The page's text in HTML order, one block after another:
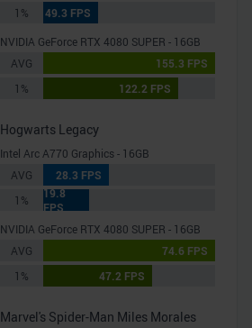
1%
49.3 FPS
NVIDIA GeForce RTX 4080 SUPER - 16GB
AVG
155.3 FPS
1%
122.2 FPS
Hogwarts Legacy
Intel Arc A770 Graphics - 16GB
AVG
28.3 FPS
1%
19.8
FPS
NVIDIA GeForce RTX 4080 SUPER - 16GB
AVG
74.6 FPS
1%
47.2 FPS
Marvel's Spider-Man Miles Morales